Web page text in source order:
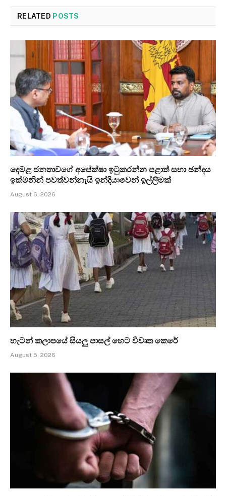
RELATED POSTS
දෙමළ ජනතාවගේ අපේක්ෂා ඉටුකරන්න පළාත් සභා ඡන්දය
ඉක්මනින් පවත්වන්නැයි ඉන්දියාවෙන් ඉල්ලීමක්
August 6, 2026
හැටන් කලාපයේ සියලු පාසල් හෙට විවෘත කෙරේ
August 5, 2026